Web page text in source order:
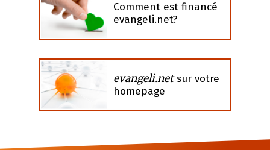
Comment est financé
evangeli.net?
evangeli.netsur votre
homepage